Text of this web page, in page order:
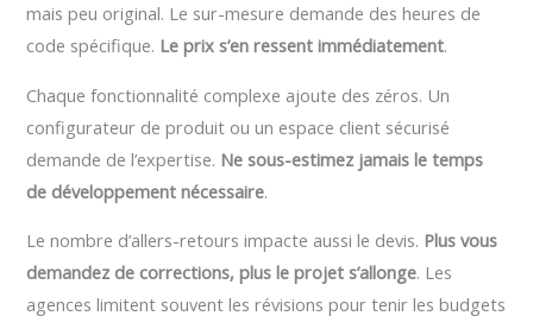
mais peu original. Le sur-mesure demande des heures de
code spécifique. Le prix s’en ressent immédiatement.
Chaque fonctionnalité complexe ajoute des zéros. Un
configurateur de produit ou un espace client sécurisé
demande de l’expertise. Ne sous-estimez jamais le temps
de développement nécessaire.
Le nombre d’allers-retours impacte aussi le devis. Plus vous
demandez de corrections, plus le projet s’allonge. Les
agences limitent souvent les révisions pour tenir les budgets